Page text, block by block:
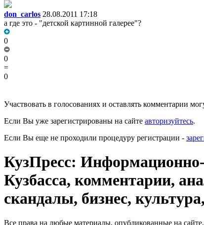
don_carlos 28.08.2011 17:18
а где это - "детской картинной галерее"?
0
0
=
0
Участвовать в голосованиях и оставлять комментарии
Если Вы уже зарегистрированы на сайте авторизуйтесь.
Если Вы еще не проходили процедуру регистрации -
КузПресс:
Кузбасса, комментарии,
скандалы, бизнес,
Все права на любые материалы, опубликованные на